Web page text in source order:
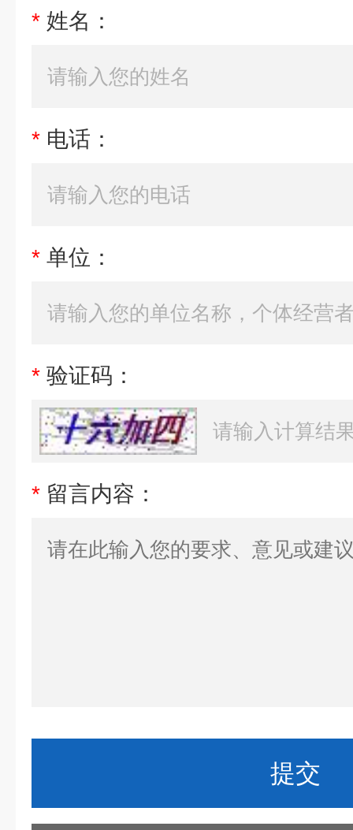
* 姓名：
* 电话：
* 单位：
* 验证码：
* 留言内容：